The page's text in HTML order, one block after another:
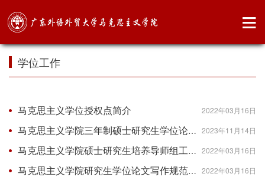
学位工作
马克思主义学位授权点简介 2022年03月16日
马克思主义学院三年制硕士研究生学位论文撰写时间进度安排 2023年11月14日
马克思主义学院硕士研究生培养导师组工作办法 2022年03月16日
马克思主义学院研究生学位论文写作规范（适用于文科） 2022年03月16日